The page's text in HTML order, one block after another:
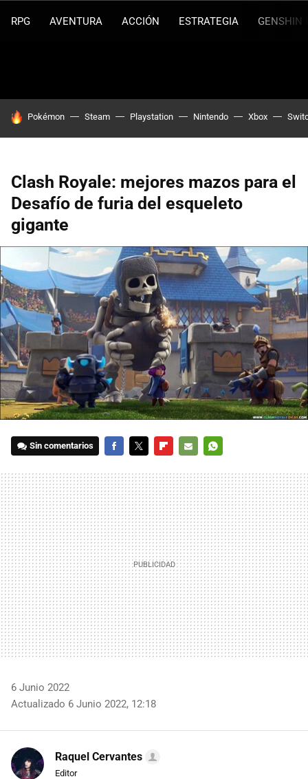
RPG AVENTURA ACCIÓN ESTRATEGIA GENSHIN
HOY SE HABLA DE
Pokémon Steam Playstation Nintendo Xbox
Clash Royale: mejores mazos para el
Desafío de furia del esqueleto
gigante
Sin comentarios
MAIL
6 Junio 2022
Actualizado 6 Junio 2022, 12:18
Raquel Cervantes
Editor